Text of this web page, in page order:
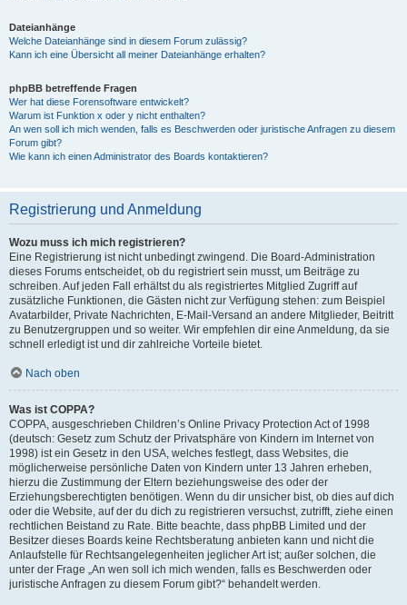
Dateianhänge
Welche Dateianhänge sind in diesem Forum zulässig?
Kann ich eine Übersicht all meiner Dateianhänge erhalten?
phpBB betreffende Fragen
Wer hat diese Forensoftware entwickelt?
Warum ist Funktion x oder y nicht enthalten?
An wen soll ich mich wenden, falls es Beschwerden oder juristische Anfragen zu diesem
Forum gibt?
Wie kann ich einen Administrator des Boards kontaktieren?
Registrierung und Anmeldung
Wozu muss ich mich registrieren?
Eine Registrierung ist nicht unbedingt zwingend. Die Board-Administration
dieses Forums entscheidet, ob du registriert sein musst, um Beiträge zu
schreiben. Auf jeden Fall erhältst du als registriertes Mitglied Zugriff auf
zusätzliche Funktionen, die Gästen nicht zur Verfügung stehen: zum Beispiel
Avatarbilder, Private Nachrichten, E-Mail-Versand an andere Mitglieder, Beitritt
zu Benutzergruppen und so weiter. Wir empfehlen dir eine Anmeldung, da sie
schnell erledigt ist und dir zahlreiche Vorteile bietet.
Nach oben
Was ist COPPA?
COPPA, ausgeschrieben Children’s Online Privacy Protection Act of 1998
(deutsch: Gesetz zum Schutz der Privatsphäre von Kindern im Internet von
1998) ist ein Gesetz in den USA, welches festlegt, dass Websites, die
möglicherweise persönliche Daten von Kindern unter 13 Jahren erheben,
hierzu die Zustimmung der Eltern beziehungsweise des oder der
Erziehungsberechtigten benötigen. Wenn du dir unsicher bist, ob dies auf dich
oder die Website, auf der du dich zu registrieren versuchst, zutrifft, ziehe einen
rechtlichen Beistand zu Rate. Bitte beachte, dass phpBB Limited und der
Besitzer dieses Boards keine Rechtsberatung anbieten kann und nicht die
Anlaufstelle für Rechtsangelegenheiten jeglicher Art ist; außer solchen, die
unter der Frage „An wen soll ich mich wenden, falls es Beschwerden oder
juristische Anfragen zu diesem Forum gibt?“ behandelt werden.